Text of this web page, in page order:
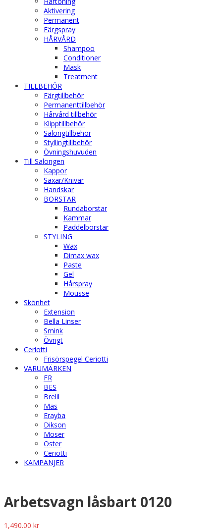
Aktivering
Permanent
Färgspray
HÅRVÅRD
Shampoo
Conditioner
Mask
Treatment
TILLBEHÖR
Färgtillbehör
Permanenttillbehör
Hårvård tillbehör
Klipptillbehör
Salongtillbehör
Styllingtillbehör
Övningshuvuden
Till Salongen
Kappor
Saxar/Knivar
Handskar
BORSTAR
Rundaborstar
Kammar
Paddelborstar
STYLING
Wax
Dimax wax
Paste
Gel
Hårspray
Mousse
Skönhet
Extension
Bella Linser
Smink
Övrigt
Ceriotti
Frisörspegel Ceriotti
VARUMÄRKEN
FR
BES
Brelil
Mas
Erayba
Dikson
Moser
Oster
Ceriotti
KAMPANJER
Arbetsvagn låsbart 0120
1,490.00 kr